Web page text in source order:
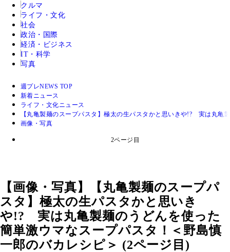
クルマ
ライフ・文化
社会
政治・国際
経済・ビジネス
IT・科学
写真
週プレNEWS TOP
新着ニュース
ライフ・文化ニュース
【丸亀製麺のスープパスタ】極太の生パスタかと思いきや!? 実は丸亀
画像・写真
2ページ目
【画像・写真】【丸亀製麺のスープパ
スタ】極太の生パスタかと思いき
や!? 実は丸亀製麺のうどんを使った
簡単激ウマなスープパスタ！＜野島慎
一郎のバカレシピ＞ (2ページ目)